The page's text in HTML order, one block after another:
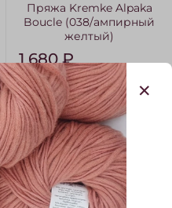
Пряжа Kremke Alpaka
Boucle (038/ампирный
желтый)
1 680 ₽